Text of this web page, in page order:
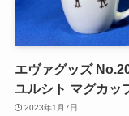
エヴァグッズ
ユルシト マグカッ
2023年1月7日